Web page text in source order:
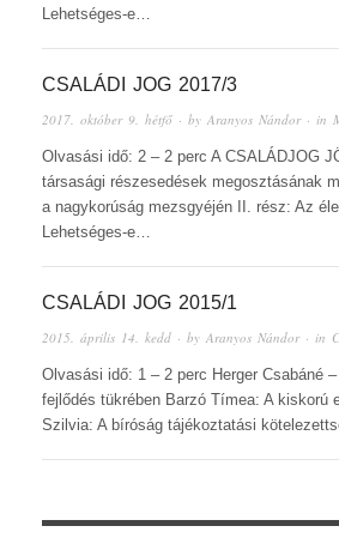
Lehetséges-e…
CSALÁDI JOG 2017/3
2017. október 9. hétfő · by Aranyos Nándor· in
Olvasási idő: 2 – 2 perc A CSALÁDJOG
társasági részesedések megosztásának
a nagykorúság mezsgyéjén II. rész: Az
Lehetséges-e…
CSALÁDI JOG 2015/1
2015. április 14. kedd · by Aranyos Nándor· in
Olvasási idő: 1 – 2 perc Herger Csabáné
fejlődés tükrében Barzó Tímea: A kiskorú
Szilvia: A bíróság tájékoztatási